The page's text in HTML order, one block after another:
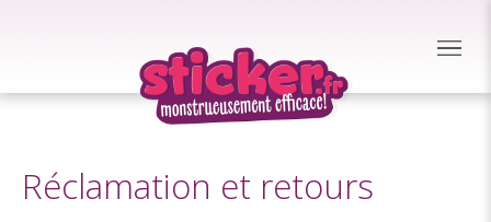
Réclamation et retours